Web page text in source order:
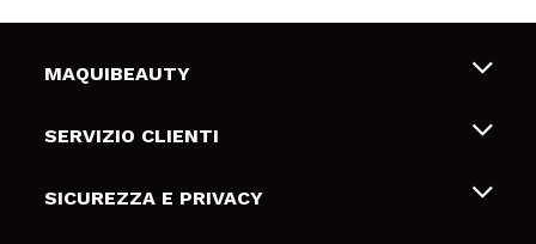
MAQUIBEAUTY
Chi siamo
Gift Cards
SERVIZIO CLIENTI
Spedizioni & Resi
SICUREZZA E PRIVACY